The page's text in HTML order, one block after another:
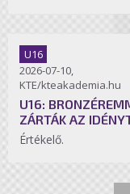
U16
2026-07-10,
KTE/kteakademia.hu
U16:
ZÁRTÁK AZ
Értékelő.